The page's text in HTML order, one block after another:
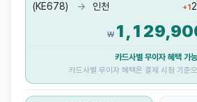
(KE678)
→
인천
+1
₩
카드사별 무이자 혜택 가능
카드사별 무이자 혜택은 결제 시점 기준